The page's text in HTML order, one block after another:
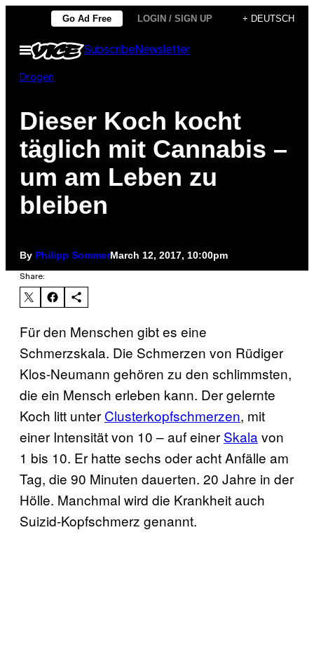
content
Go Ad Free LOGIN / SIGN UP + DEUTSCH
Open
Menu
Subscribe Newsletter
Drogen
Dieser Koch kocht
täglich mit Cannabis –
um am Leben zu
bleiben
By Philipp SommerMarch 12, 2017, 10:00pm
Share:
Für den Menschen gibt es eine
Schmerzskala. Die Schmerzen von Rüdiger
Klos-Neumann gehören zu den schlimmsten,
die ein Mensch erleben kann. Der gelernte
Koch litt unter Clusterkopfschmerzen, mit
einer Intensität von 10 – auf einer Skala von
1 bis 10. Er hatte sechs oder acht Anfälle am
Tag, die 90 Minuten dauerten. 20 Jahre in der
Hölle. Manchmal wird die Krankheit auch
Suizid-Kopfschmerz genannt.